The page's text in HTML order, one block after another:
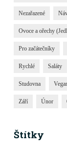
Nezařazené
Ovoce a ořechy
Pro začátečníky
Rychlé Saláty
Studovna
Září Únor
Štítky